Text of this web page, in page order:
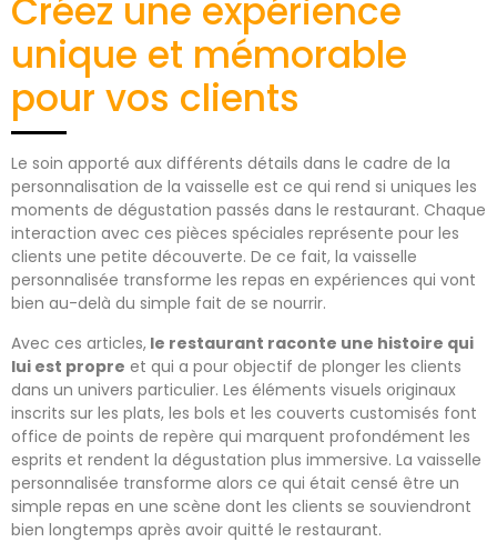
Créez une expérience
unique et mémorable
pour vos clients
Le soin apporté aux différents détails dans le cadre de la
personnalisation de la vaisselle est ce qui rend si uniques les
moments de dégustation passés dans le restaurant. Chaque
interaction avec ces pièces spéciales représente pour les
clients une petite découverte. De ce fait, la vaisselle
personnalisée transforme les repas en expériences qui vont
bien au-delà du simple fait de se nourrir.
Avec ces articles, le restaurant raconte une histoire qui
lui est propre et qui a pour objectif de plonger les clients
dans un univers particulier. Les éléments visuels originaux
inscrits sur les plats, les bols et les couverts customisés font
office de points de repère qui marquent profondément les
esprits et rendent la dégustation plus immersive. La vaisselle
personnalisée transforme alors ce qui était censé être un
simple repas en une scène dont les clients se souviendront
bien longtemps après avoir quitté le restaurant.